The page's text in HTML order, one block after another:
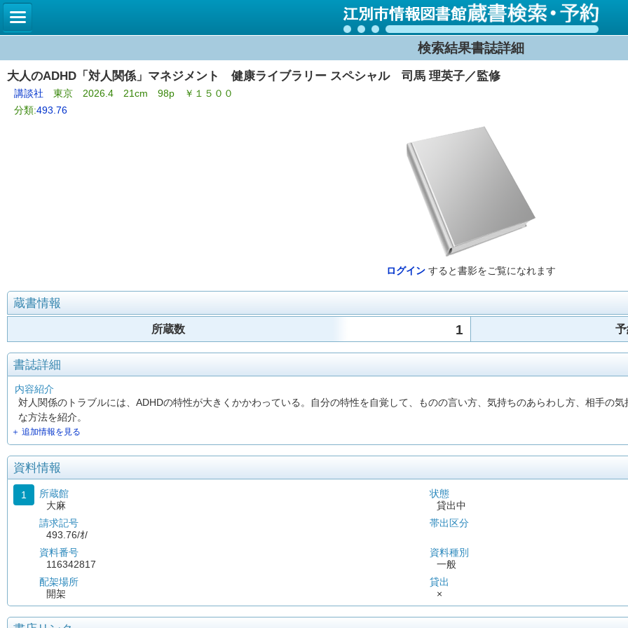
検索結果書誌詳細
大人のADHD「対人関係」マネジメント 健康ライブラリー スペシャル 司馬 理英子／監修
講談社 東京 2026.4 21cm 98p ￥１５００
分類:493.76
ログイン すると書影をご覧になれます
蔵書情報
所蔵数 1
書誌詳細
内容紹介
対人関係のトラブルには、ADHDの特性が大きくかかわっている。自分の特性を自覚して、ものの言い方、気持ちのあらわし方、相手の
な方法を紹介。
＋ 追加情報を見る
資料情報
1
所蔵館
大麻
請求記号
493.76/ｵ/
資料番号
116342817
配架場所
開架
状態
貸出中
帯出区分
資料種別
一般
貸出
×